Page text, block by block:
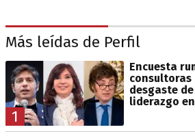
Más leídas de Perfil
1
Encuesta
consultoras
desgaste
liderazgo